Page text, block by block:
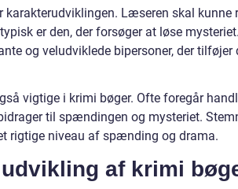
karakterudviklingen. Læseren skal kunne
er den, der forsøger at løse
og veludviklede bipersoner, der tilføjer
vigtige i krimi bøger. Ofte foregår
til spændingen og mysteriet.
rigtige niveau af spænding og drama.
af krimi